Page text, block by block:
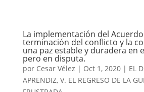
La implementación del
terminación del conflicto y la
una paz estable y duradera en
pero en disputa.
por Cesar Vélez | Oct 1, 2020| EL
APRENDIZ, V. EL REGRESO DE LA